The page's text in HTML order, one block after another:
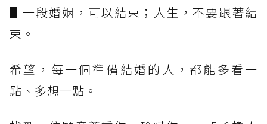
▋一段婚姻，可以結束；人生，不要跟著結
束。
希望，每一個準備結婚的人，都能多看一
點、多想一點。